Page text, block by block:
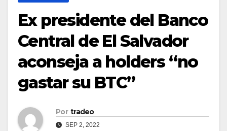
Ex presidente del Banco
Central de El Salvador
aconseja a holders “no
gastar su BTC”
Por tradeo
SEP 2, 2022